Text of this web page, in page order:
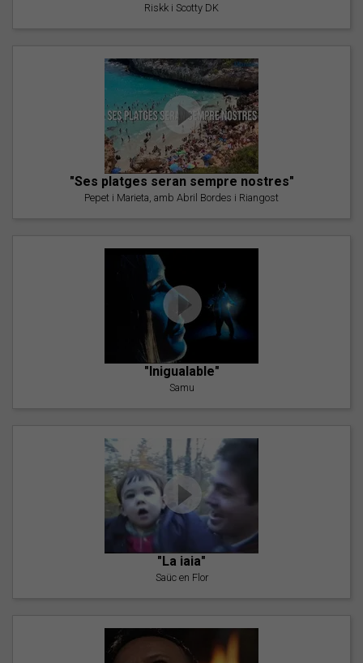
Riskk i Scotty DK
"Ses platges seran sempre nostres"
Pepet i Marieta, amb Abril Bordes i Riangost
"Inigualable"
Samu
"La iaia"
Saüc en Flor